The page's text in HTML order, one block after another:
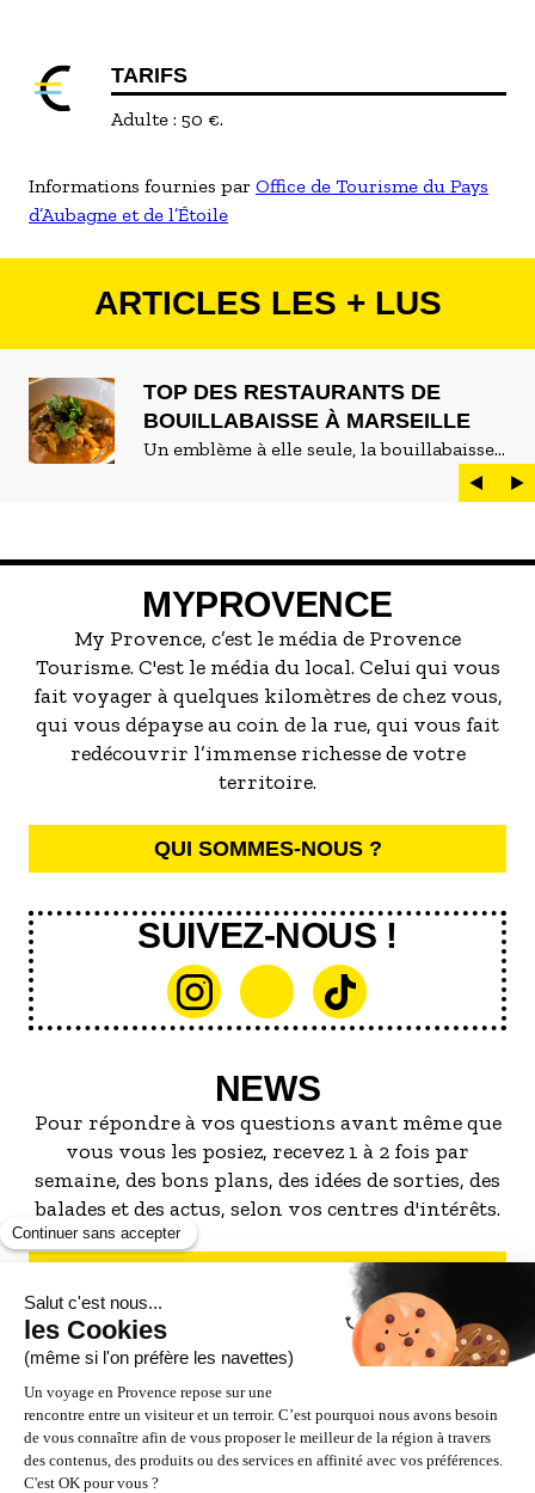
TARIFS
Adulte : 50 €.
Informations fournies par Office de Tourisme du Pays
d’Aubagne et de l’Étoile
ARTICLES LES + LUS
TOP DES RESTAURANTS DE
BOUILLABAISSE À MARSEILLE
Un emblème à elle seule, la bouillabaisse
est LE plat marseillais par excellence. On
peut d'ailleurs vite être submergé·e par la
servir la meilleure...
MYPROVENCE
My Provence, c’est le média de Provence
Tourisme. C'est le média du local. Celui qui vous
fait voyager à quelques kilomètres de chez vous,
qui vous dépayse au coin de la rue, qui vous fait
redécouvrir l’immense richesse de votre
territoire.
QUI SOMMES-NOUS ?
SUIVEZ-NOUS !
NEWS
Pour répondre à vos questions avant même que
vous vous les posiez, recevez 1 à 2 fois par
semaine, des bons plans, des idées de sorties, des
balades et des actus, selon vos centres d'intérêts.
S'INSCRIRE À LA NEWSLETTER
NOS PARTENAIRES
ESPACE PRO / PRESSE